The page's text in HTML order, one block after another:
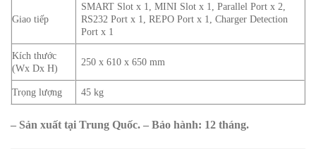
Giao tiếp
SMART Slot x 1, MINI Slot x 1, Parallel Port x 2,
RS232 Port x 1, REPO Port x 1, Charger Detection
Port x 1
Kích thước
(Wx Dx H)
250 x 610 x 650 mm
Trọng lượng 45 kg
– Sản xuất tại Trung Quốc. – Bảo hành: 12 tháng.